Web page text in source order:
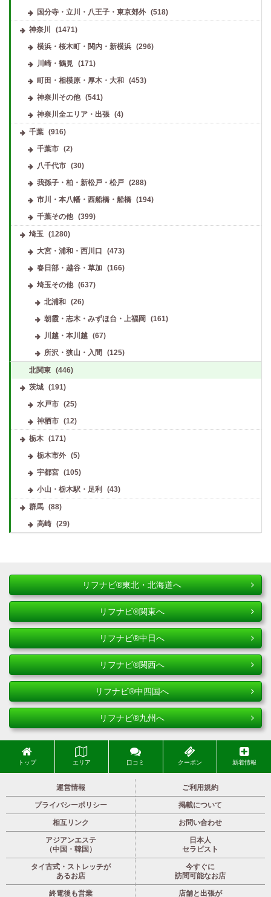
国分寺・立川・八王子・東京郊外
(518)
神奈川
(1471)
横浜・桜木町・関内・新横浜
(296)
川崎・鶴見
(171)
町田・相模原・厚木・大和
(453)
神奈川その他
(541)
神奈川全エリア・出張
(4)
千葉 (916)
千葉市
(2)
八千代市
(30)
我孫子・柏・新松戸・松戸
(288)
市川・本八幡・西船橋・船橋
(194)
千葉その他
(399)
埼玉
(1280)
大宮・浦和・西川口
(473)
春日部・越谷・草加
(166)
埼玉その他
(637)
北浦和 (26)
朝霞・志木・みずほ台・上福岡
(161)
川越・本川越 (67)
所沢・狭山・入間
(125)
北関東 (446)
茨城 (191)
水戸市
(25)
神栖市
(12)
栃木 (171)
栃木市外
(5)
宇都宮
(105)
小山・栃木駅・足利
(43)
群馬 (88)
高崎
(29)
リフナビ®東北・北海道へ
リフナビ®関東へ
リフナビ®中日へ
リフナビ®関西へ
リフナビ®中四国へ
リフナビ®九州へ
トップ エリア 口コミ クーポン 新着情報
運営情報 ご利用規約
プライバシーポリシー 掲載について
相互リンク お問い合わせ
アジアンエステ
（中国・韓国）
日本人
セラピスト
タイ古式・ストレッチが
あるお店
今すぐに
訪問可能なお店
終電後も営業 店舗と出張が